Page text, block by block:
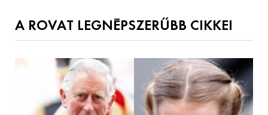
A ROVAT LEGNÉPSZERŰBB CIKKEI